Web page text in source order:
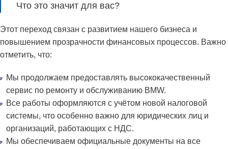
Что это значит для вас?
Этот переход связан с развитием нашего бизнеса и
повышением прозрачности финансовых процессов. Важно
отметить, что:
Мы продолжаем предоставлять высококачественный
сервис по ремонту и обслуживанию BMW.
Все работы оформляются с учётом новой налоговой
системы, что особенно важно для юридических лиц и
организаций, работающих с НДС.
Мы обеспечиваем официальные документы на все